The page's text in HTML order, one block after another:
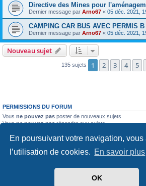
En poursuivant votre navigation, vous
l’utilisation de cookies. En savoir plus
OK
Directive des Mines pour
Dernier message par Arno67 « 05 déc. 2021,
CAMPING CAR BUS AVEC PERMIS B
Dernier message par Arno67 « 05 déc. 2021,
Nouveau sujet
135 sujets 1 2 3 4 5
PERMISSIONS DU FORUM
Vous ne pouvez pas poster de nouveaux sujets
Vousne pouvez pasrépondre aux sujets
Vousne pouvez passupprimer vos messages
ne pouvez pas joindre des fichiers
phpBB ® Forum Software ©